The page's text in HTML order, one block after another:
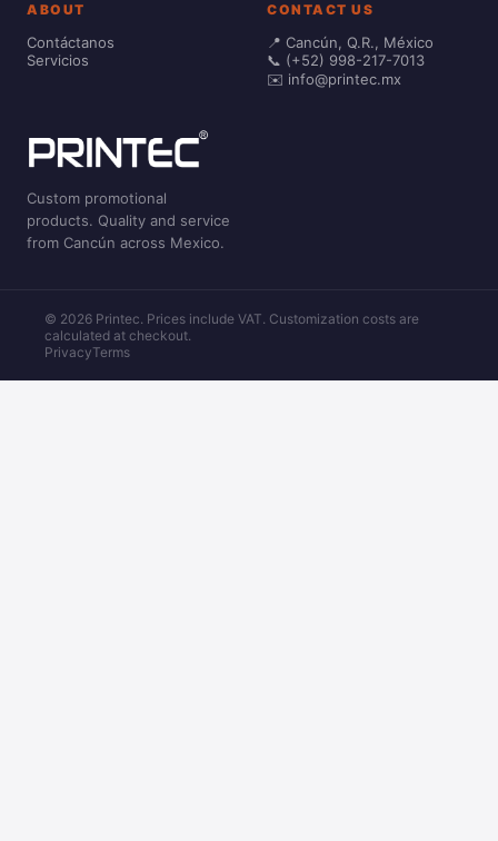
ABOUT
Contáctanos
Servicios
CONTACT US
📍 Cancún, Q.R., México
📞 (+52) 998-217-7013
✉️ info@printec.mx
Custom promotional
products. Quality and service
from Cancún across Mexico.
© 2026 Printec. Prices include VAT. Customization costs are
calculated at checkout.
PrivacyTerms